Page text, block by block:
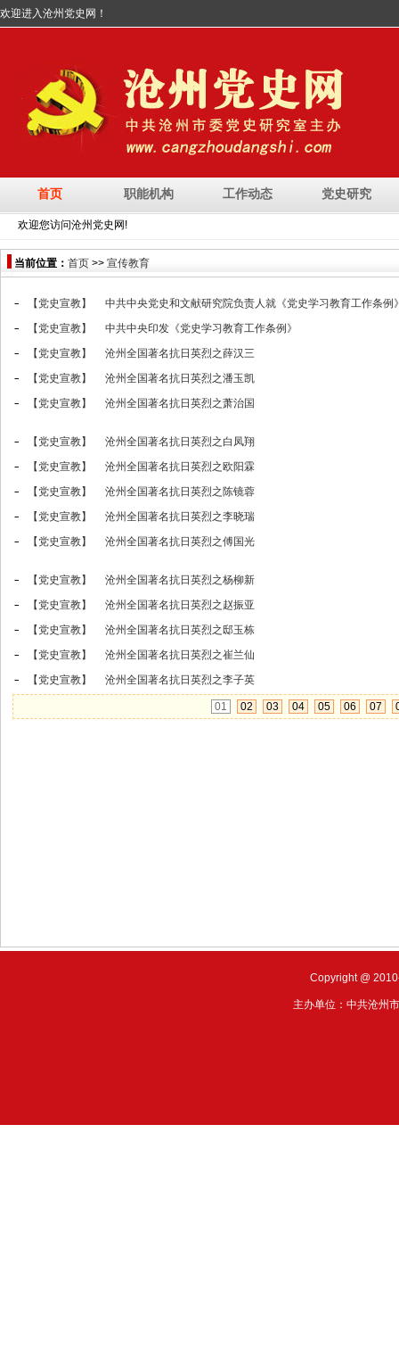
欢迎进入沧州党史网！
首页
欢迎您访问沧州党史网!
职能机构 工作动态 党史研究
当前位置： 首页 >> 宣传教育
【党史宣教】
中共中央党史和文献研究院负责人就《党史学习教育工作条例
【党史宣教】
中共中央印发《党史学习教育工作条例》
【党史宣教】
沧州全国著名抗日英烈之薛汉三
【党史宣教】
沧州全国著名抗日英烈之潘玉凯
【党史宣教】
沧州全国著名抗日英烈之萧治国
【党史宣教】
沧州全国著名抗日英烈之白凤翔
【党史宣教】
沧州全国著名抗日英烈之欧阳霖
【党史宣教】
沧州全国著名抗日英烈之陈镜蓉
【党史宣教】
沧州全国著名抗日英烈之李晓瑞
【党史宣教】
沧州全国著名抗日英烈之傅国光
【党史宣教】
沧州全国著名抗日英烈之杨柳新
【党史宣教】
沧州全国著名抗日英烈之赵振亚
【党史宣教】
沧州全国著名抗日英烈之邸玉栋
【党史宣教】
沧州全国著名抗日英烈之崔兰仙
【党史宣教】
沧州全国著名抗日英烈之李子英
01 02 03 04 05 06 07
Copyright @
主办单位：中共沧州